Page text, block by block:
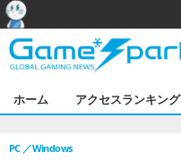
ホーム アクセスランキング
PC Windows